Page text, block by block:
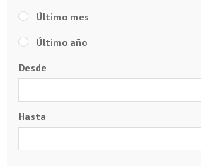
Último mes
Último año
Desde
Hasta